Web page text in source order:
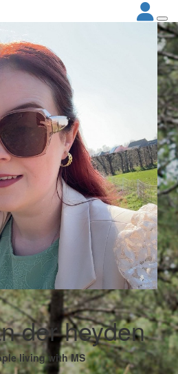
der heyden
living with MS